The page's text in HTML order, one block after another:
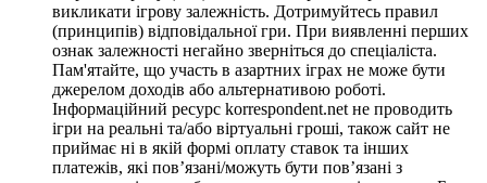
викликати ігрову залежність. Дотримуйтесь правил
(принципів) відповідальної гри. При виявленні перших
ознак залежності негайно зверніться до спеціаліста.
Пам'ятайте, що участь в азартних іграх не може бути
джерелом доходів або альтернативою роботі.
Інформаційний ресурс korrespondent.net не проводить
ігри на реальні та/або віртуальні гроші, також сайт не
приймає ні в якій формі оплату ставок та інших
платежів, які пов’язані/можуть бути пов’язані з